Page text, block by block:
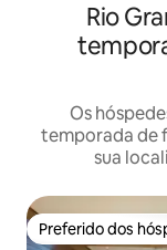
Rio
Os
temporada de
sua
Preferido dos
Preferido dos